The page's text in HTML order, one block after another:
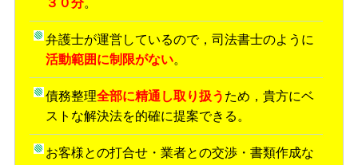
３０分。
弁護士が運営しているので，司法書士のように
活動範囲に制限がない。
債務整理全部に精通し取り扱う ため，貴方にベ
ストな解決法を的確に提案できる。
お客様との打合せ・業者との交渉・書類作成な